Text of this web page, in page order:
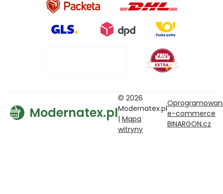
Modernatex.pl
© 2026
Modernatex.pl
| Mapa
witryny
e-commerce
BINARGON.cz